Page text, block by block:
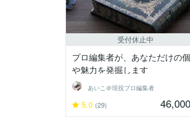
受付休止中
プロ編集者が、あなただけの
や魅力を発掘します
あいこ＠現役プロ編集者
5.0 (29) 46,000